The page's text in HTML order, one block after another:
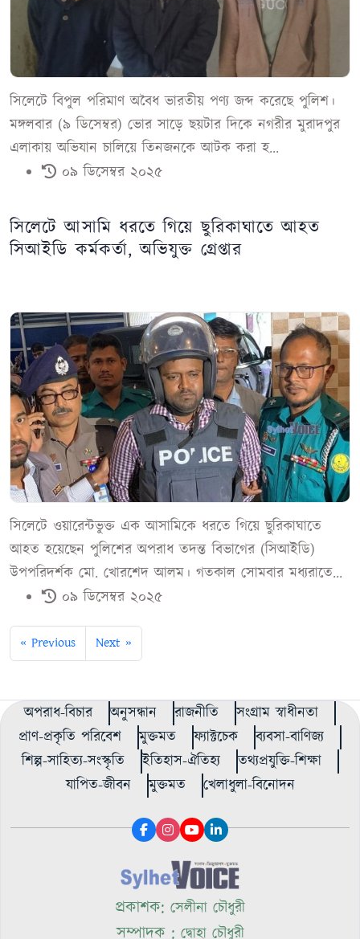
সিলেটে বিপুল পরিমাণ অবৈধ ভারতীয় পণ্য জব্দ করেছে পুলিশ।
মঙ্গলবার (৯ ডিসেম্বর) ভোর সাড়ে ছয়টার দিকে নগরীর মুরাদপুর
এলাকায় অভিযান চালিয়ে তিনজনকে আটক করা হ...
০৯ ডিসেম্বর ২০২৫
সিলেটে আসামি ধরতে গিয়ে ছুরিকাঘাতে আহত
সিআইডি কর্মকর্তা, অভিযুক্ত গ্রেপ্তার
সিলেটে ওয়ারেন্টভুক্ত এক আসামিকে ধরতে গিয়ে ছুরিকাঘাতে
আহত হয়েছেন পুলিশের অপরাধ তদন্ত বিভাগের (সিআইডি)
উপপরিদর্শক মো. খোরশেদ আলম। গতকাল সোমবার মধ্যরাতে...
০৯ ডিসেম্বর ২০২৫
« Previous Next »
অপরাধ-বিচার অনুসন্ধান রাজনীতি
সংগ্রাম স্বাধীনতা
প্রাণ-প্রকৃতি পরিবেশ
মুক্তমত ফ্যাক্টচেক
ব্যবসা-বাণিজ্য
শিল্প-সাহিত্য-সংস্কৃতি
ইতিহাস-ঐতিহ্য
তথ্যপ্রযুক্তি-শিক্ষা
যাপিত-জীবন
মুক্তমত খেলাধুলা-বিনোদন
প্রকাশক: সেলীনা চৌধুরী
সম্পাদক : দ্বোহা চৌধুরী